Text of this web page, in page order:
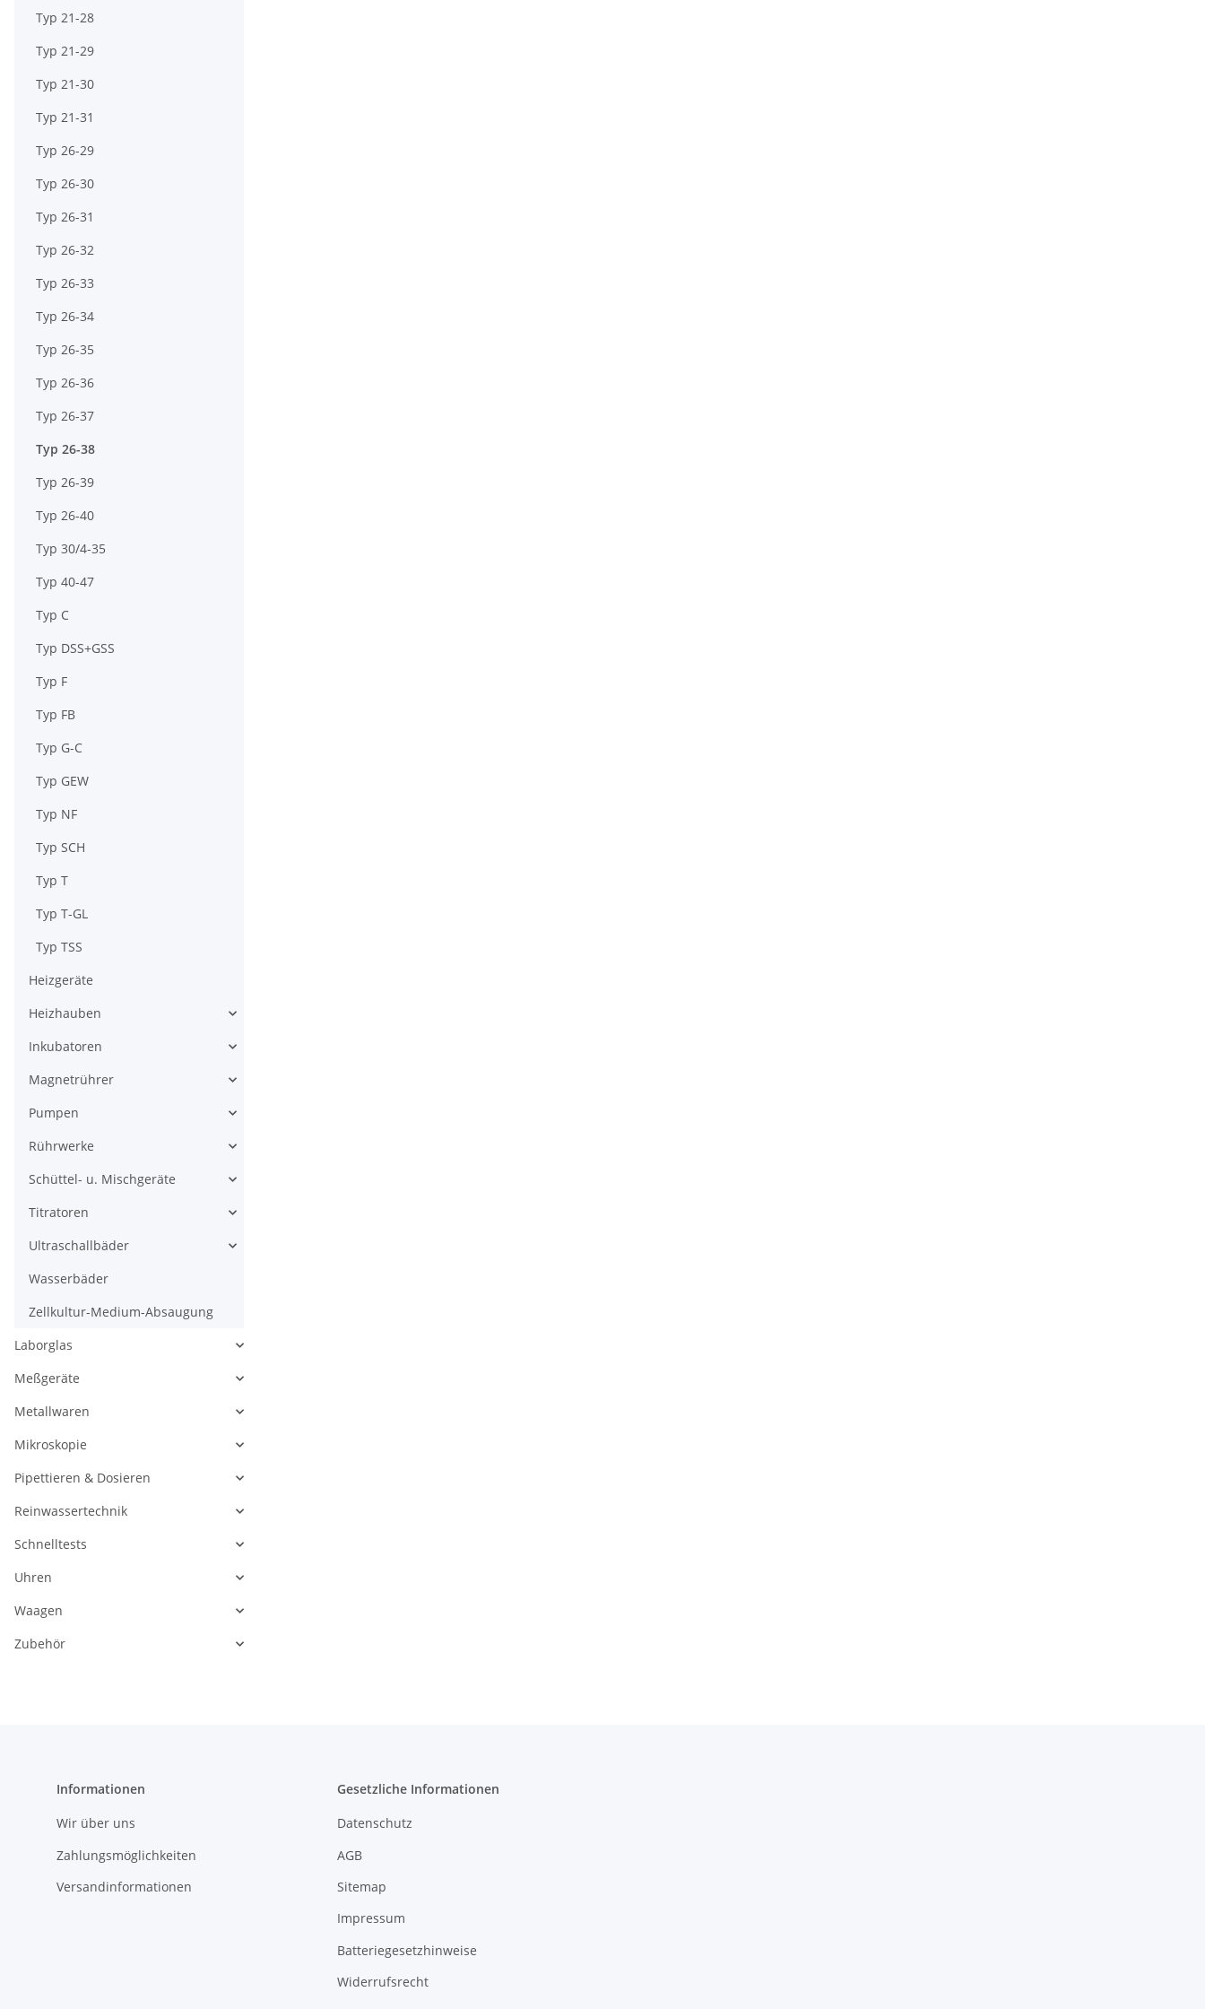
Typ 21-28
Typ 21-29
Typ 21-30
Typ 21-31
Typ 26-29
Typ 26-30
Typ 26-31
Typ 26-32
Typ 26-33
Typ 26-34
Typ 26-35
Typ 26-36
Typ 26-37
Typ 26-38
Typ 26-39
Typ 26-40
Typ 30/4-35
Typ 40-47
Typ C
Typ DSS+GSS
Typ F
Typ FB
Typ G-C
Typ GEW
Typ NF
Typ SCH
Typ T
Typ T-GL
Typ TSS
Heizgeräte
Heizhauben
Inkubatoren
Magnetrührer
Pumpen
Rührwerke
Schüttel- u. Mischgeräte
Titratoren
Ultraschallbäder
Wasserbäder
Zellkultur-Medium-Absaugung
Laborglas
Meßgeräte
Metallwaren
Mikroskopie
Pipettieren & Dosieren
Reinwassertechnik
Schnelltests
Uhren
Waagen
Zubehör
Informationen
Wir über uns
Zahlungsmöglichkeiten
Versandinformationen
Gesetzliche Informationen
Datenschutz
AGB
Sitemap
Impressum
Batteriegesetzhinweise
Widerrufsrecht